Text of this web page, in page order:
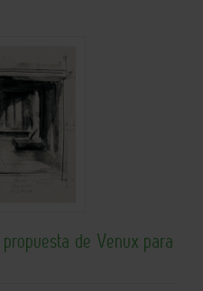
de Venux para